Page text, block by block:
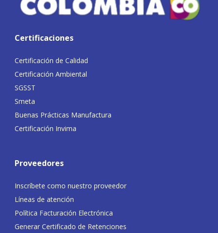
Certificaciones
Certificación de Calidad
Certificación Ambiental
SGSST
Smeta
Buenas Prácticas Manufactura
Certificación Invima
Proveedores
Inscríbete como nuestro proveedor
Líneas de atención
Política Facturación Electrónica
Generar Certificado de Retenciones